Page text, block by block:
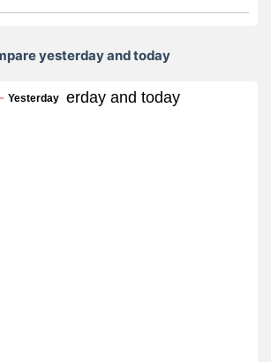
yesterday and today
yesterday and today
Yesterday